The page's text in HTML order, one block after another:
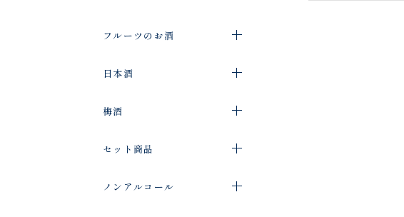
フルーツのお酒
日本酒
梅酒
セット商品
ノンアルコール